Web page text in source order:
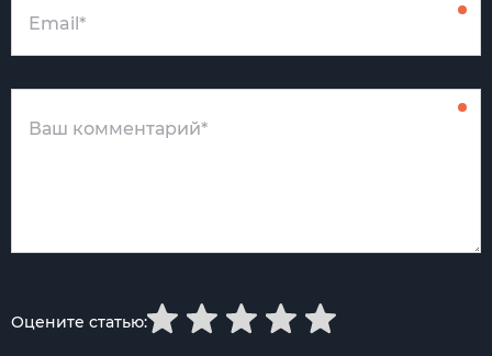
Оцените статью: